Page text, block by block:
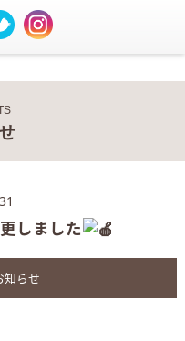
しました
知らせ